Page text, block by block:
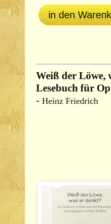
in den
Weiß der Löwe,
Lesebuch für
- Heinz Friedrich